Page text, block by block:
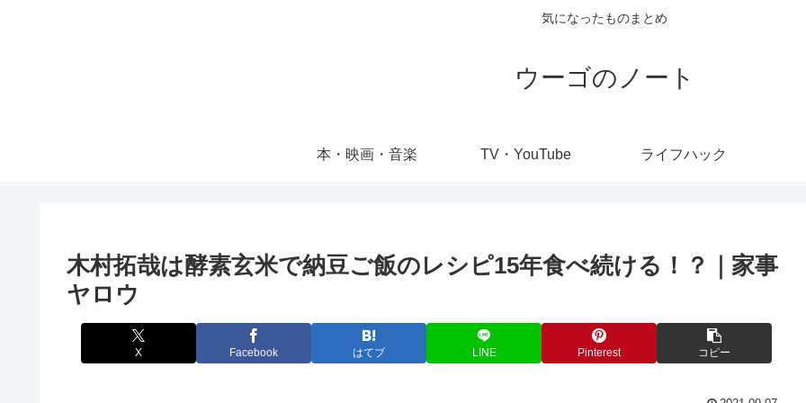
気になったものまとめ
ウーゴのノート
本・映画・音楽 TV・YouTube ライフハック
木村拓哉は酵素玄米で納豆ご飯のレシピ15年食べ続ける！？｜家事
ヤロウ
X Facebook はてブ LINE Pinterest コピー